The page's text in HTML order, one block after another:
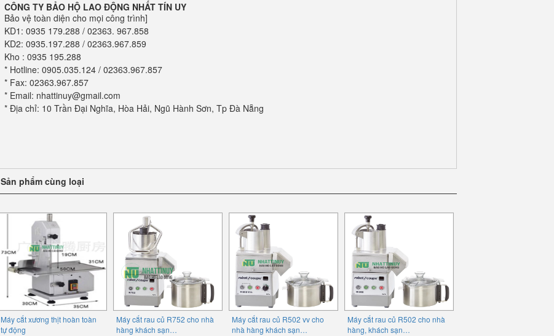
CÔNG TY BẢO HỘ LAO ĐỘNG NHẤT TÍN UY
Bảo vệ toàn diện cho mọi công trình]
KD1: 0935 179.288 / 02363. 967.858
KD2: 0935.197.288 / 02363.967.859
Kho : 0935 195.288
* Hotline: 0905.035.124 / 02363.967.857
* Fax: 02363.967.857
* Email: nhattinuy@gmail.com
* Địa chỉ: 10 Trần Đại Nghĩa, Hòa Hải, Ngũ Hành Sơn, Tp Đà Nẵng
Sản phẩm cùng loại
Máy cắt xương thịt hoàn toàn
tự động
Máy cắt rau củ R752 cho nhà
hàng khách sạn…
Máy cắt rau củ R502 vv cho
nhà hàng khách sạn…
Máy cắt rau củ R502 cho nhà
hàng, khách sạn…